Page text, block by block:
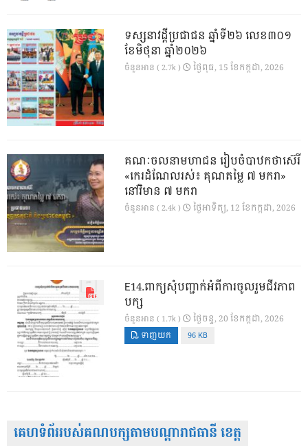
ទស្សនាវដ្ដីប្រជាជន ឆ្នាំទី២៦ លេខ៣០១
ខែមិថុនា ឆ្នាំ២០២៦
ចំនួនអាន ( 2.7k ) ថ្ងៃ​ពុធ, 15 ខែ​កក្កដា, 2026
គណៈចលនាមហាជន រៀបចំបាឋកថាស៊េរី
«កេរដំណែលរស់៖ គុណតម្លៃ ៧ មករា»
នៅវិមាន ៧ មករា
ចំនួនអាន ( 2.4k ) ថ្ងៃ​អាទិត្យ, 12 ខែ​កក្កដា, 2026
E14.ពាក្យសុំបញ្ជាក់អំពីការចូលរួមជីវភាព
បក្ស
ចំនួនអាន ( 1.7k ) ថ្ងៃ​ចន្ទ, 20 ខែ​កក្កដា, 2026
ទាញយក 96 KB
គេហទំព័ររបស់គណបក្សតាមបណ្តារាជធានី ខេត្ត